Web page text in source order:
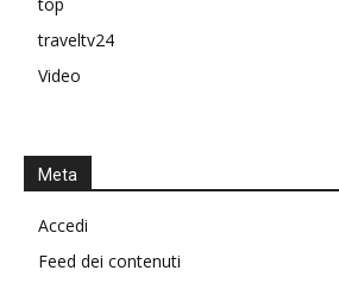
traveltv24
Video
Meta
Accedi
Feed dei contenuti